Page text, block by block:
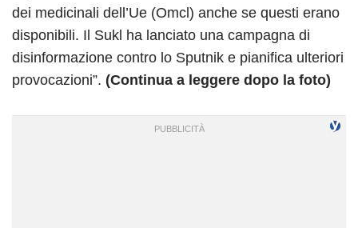
dei medicinali dell’Ue (Omcl) anche se questi erano
disponibili. Il Sukl ha lanciato una campagna di
disinformazione contro lo Sputnik e pianifica ulteriori
provocazioni”. (Continua a leggere dopo la foto)